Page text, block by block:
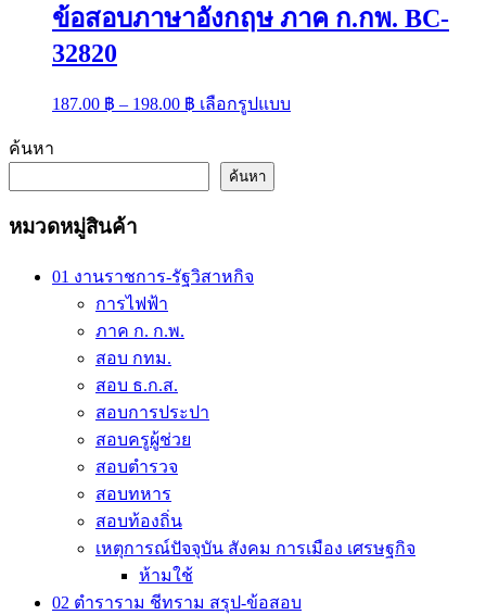
ข้อสอบภาษาอังกฤษ ภาค ก.กพ. BC-
32820
187.00 ฿ – 198.00 ฿ Price
range:
through
198.00 ฿
เลือกรูปแบบ
product
ค้นหา
ค้นหา
หมวดหมู่สินค้า
01 งานราชการ-รัฐวิสาหกิจ
การไฟฟ้า
ภาค ก. ก.พ.
สอบ กทม.
สอบ ธ.ก.ส.
สอบการประปา
สอบครูผู้ช่วย
สอบตำรวจ
สอบทหาร
สอบท้องถิ่น
เหตุการณ์ปัจจุบัน สังคม การเมือง เศรษฐกิจ
ห้ามใช้
02 ตำราราม ชีทราม สรุป-ข้อสอบ